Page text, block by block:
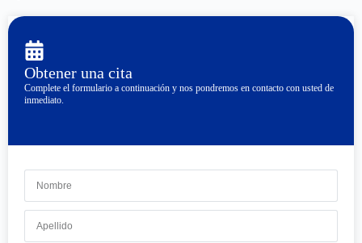
Obtener una cita
Complete el formulario a continuación y nos pondremos en contacto con usted de
inmediato.